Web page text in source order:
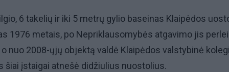
6 takelių ir iki 5 metrų gylio baseinas Klaipėdos
1976 metais, po Nepriklausomybės atgavimo jis
nuo 2008-ųjų objektą valdė Klaipėdos valstybinė
šiai įstaigai atnešė didžiulius nuostolius.